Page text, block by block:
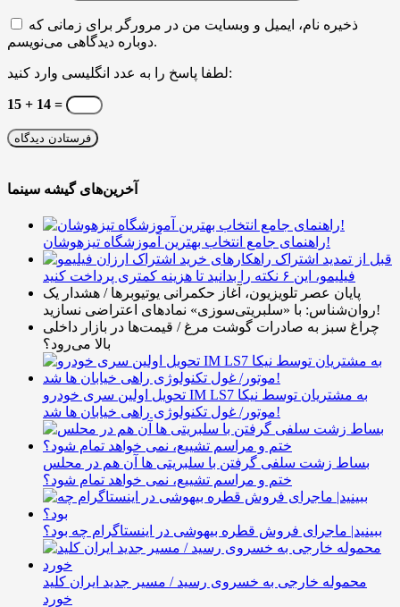
ذخیره نام، ایمیل و وبسایت من در مرورگر برای زمانی که
دوباره دیدگاهی می‌نویسم.
لطفا پاسخ را به عدد انگلیسی وارد کنید:
15 + 14 =
آخرین‌های گیشه سینما
راهنمای جامع انتخاب بهترین آموزشگاه تیزهوشان!
قبل از تمدید اشتراک
فیلیمو، این ۶ نکته را بدانید تا هزینه کمتری پرداخت کنید
پایان عصر تلویزیون، آغاز حکمرانی یوتیوبرها / هشدار یک
روان‌شناس: با «سلبریتی‌سوزی» نمادهای اعتراضی نسازید!
چراغ سبز به صادرات گوشت مرغ / قیمت‌ها در بازار داخلی
بالا می‌رود؟
تحویل اولین سری خودرو IM LS7 به مشتریان توسط نیکا
موتور/ غول تکنولوژی راهی خیابان ها شد!
بساط زشت سلفی گرفتن با سلبریتی ها آن هم در محلس
ختم و مراسم تشییع، نمی خواهد تمام شود؟
ببینید| ماجرای فروش قطره بیهوشی در اینستاگرام چه بود؟
محموله خارجی به خسروی رسید / مسیر جدید ایران کلید
خورد